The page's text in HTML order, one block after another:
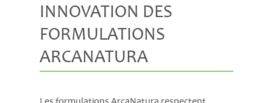
INNOVATION DES
FORMULATIONS
ARCANATURA